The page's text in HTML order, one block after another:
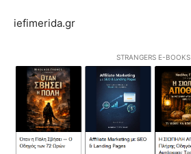
iefimerida.gr
STRANGERS E-BOOKS